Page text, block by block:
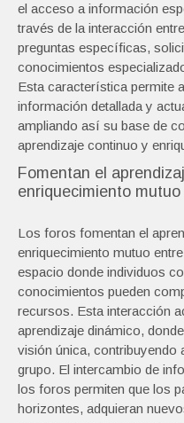
el acceso a información
través de la interacción
preguntas específicas,
conocimientos
Esta característica permite
información detallada y
ampliando así su base de
aprendizaje continuo y
Fomentan el
enriquecimiento
Los foros fomentan el
enriquecimiento mutuo
espacio donde individuos
conocimientos pueden
recursos. Esta interacción
aprendizaje dinámico,
visión única, contribuyendo
grupo. El intercambio de
los foros permiten que los
horizontes, adquieran